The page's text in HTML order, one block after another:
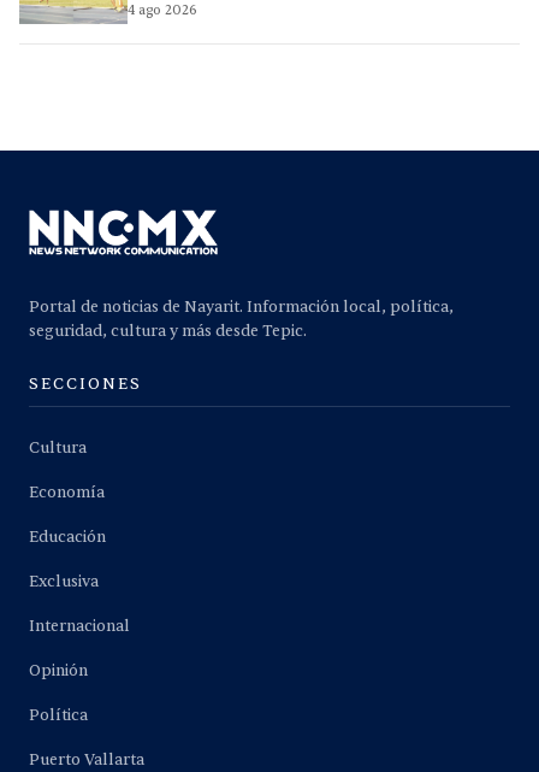
4 ago 2026
Portal de noticias de Nayarit. Información local, política,
seguridad, cultura y más desde Tepic.
SECCIONES
Cultura
Economía
Educación
Exclusiva
Internacional
Opinión
Política
Puerto Vallarta